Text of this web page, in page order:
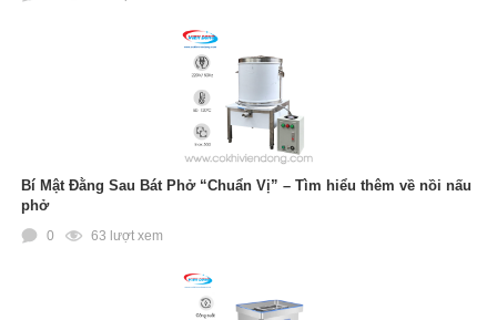
Bí Mật Đằng Sau Bát Phở “Chuẩn Vị” – Tìm hiểu thêm về nồi nấu
phở
0 63 lượt xem